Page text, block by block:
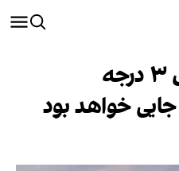
کره زمین با گرمایش ۳ درجه
خواهد بود